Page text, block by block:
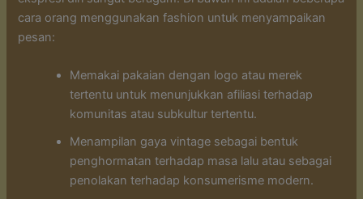
cara orang menggunakan fashion untuk menyampaikan
pesan:
Memakai pakaian dengan logo atau merek
tertentu untuk menunjukkan afiliasi terhadap
komunitas atau subkultur tertentu.
Menampilan gaya vintage sebagai bentuk
penghormatan terhadap masa lalu atau sebagai
penolakan terhadap konsumerisme modern.